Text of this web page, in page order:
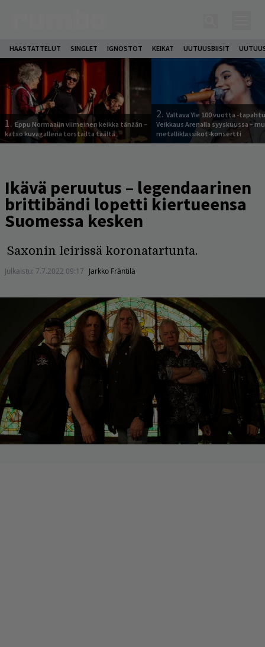
HAASTATTELUT SINGLET IGNOSTOT KEIKAT UUTUUSBIISIT
1. Eppu Normaalin viimeinen keikka tänään –
katso kuvagalleria torstailta täältä
2. Valtava Yle 100 vuotta -
Veikkaus Arenalla syyskuussa –
metalliklassikot-konsertti
Ikävä peruutus – legendaarinen
brittibändi lopetti kiertueensa
Suomessa kesken
Saxonin leirissä koronatartunta.
Julkaistu: 7.7.2022 09:17 Jarkko Fräntilä